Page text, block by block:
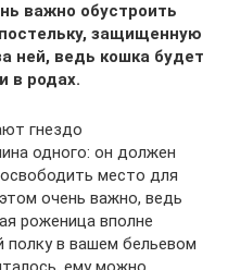
важно обустроить
защищенную
ней, ведь кошка будет
в родах.
гнездо
одного: он должен
место для
очень важно, ведь
роженица вполне
в вашем бельевом